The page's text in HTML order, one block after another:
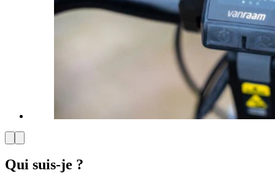
Qui suis-je ?